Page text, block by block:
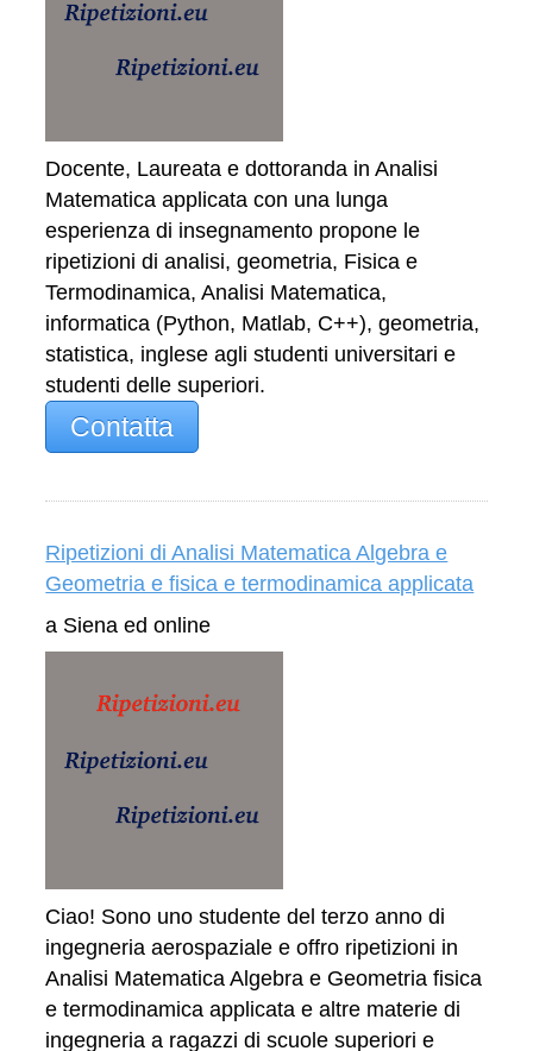
Docente, Laureata e dottoranda in Analisi
Matematica applicata con una lunga
esperienza di insegnamento propone le
ripetizioni di analisi, geometria, Fisica e
Termodinamica, Analisi Matematica,
informatica (Python, Matlab, C++), geometria,
statistica, inglese agli studenti universitari e
studenti delle superiori.
Contatta
Ripetizioni di Analisi Matematica Algebra e
Geometria e fisica e termodinamica applicata
a Siena ed online
Ciao! Sono uno studente del terzo anno di
ingegneria aerospaziale e offro ripetizioni in
Analisi Matematica Algebra e Geometria fisica
e termodinamica applicata e altre materie di
ingegneria a ragazzi di scuole superiori e